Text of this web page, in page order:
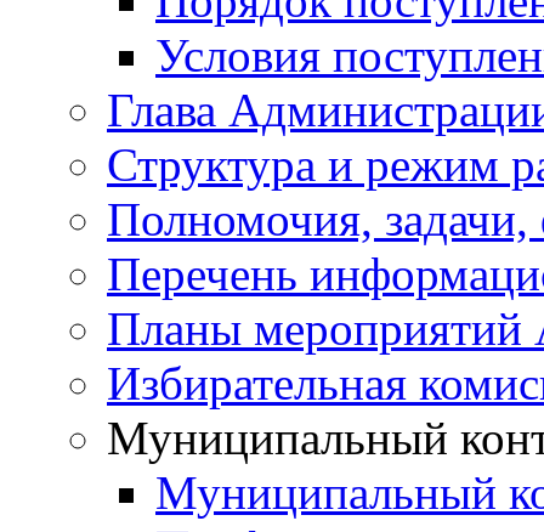
Условия
Глава
Структура и режим
Полномочия,
Перечень
Планы мероприятий
Избирательная
Муниципальный
Муниципальный